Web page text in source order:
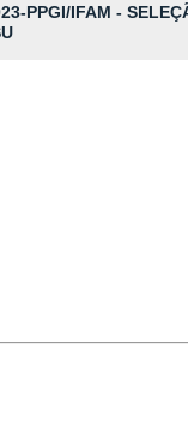
PPGI/IFAM -